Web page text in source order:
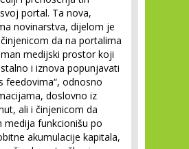
portal. Ta nova,
novinarstva, dijelom je
da na portalima
medijski prostor koji
i iznova popunjavati
feedovima“, odnosno
doslovno iz
ali i činjenicom da
medija funkcionišu po
akumulacije kapitala,